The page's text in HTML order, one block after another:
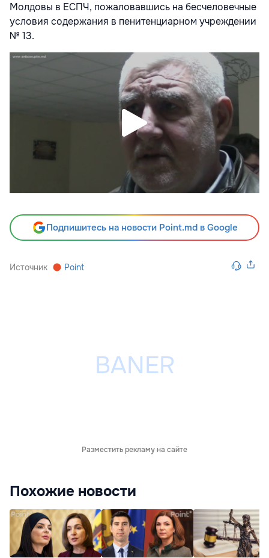
Молдовы в ЕСПЧ, пожаловавшись на бесчеловечные
условия содержания в пенитенциарном учреждении
№ 13.
Подпишитесь на новости Point.md в Google
Источник Point
Разместить рекламу на сайте
Похожие новости